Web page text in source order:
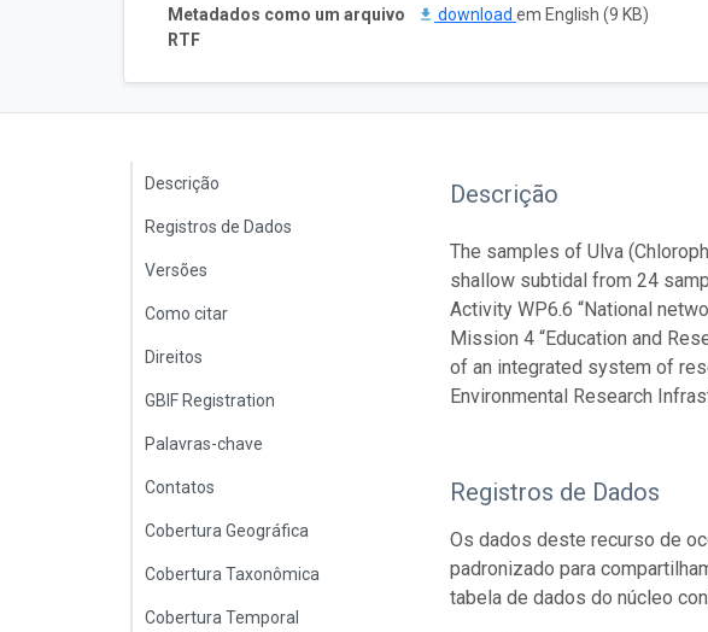
Metadados como um arquivo
RTF
download em English (9 KB)
Descrição
Registros de Dados
Versões
Como citar
Direitos
GBIF Registration
Palavras-chave
Contatos
Cobertura Geográfica
Cobertura Taxonômica
Cobertura Temporal
Descrição
The samples of Ulva
shallow subtidal from 24
Activity WP6.6 “National
Mission 4 “Education and
of an integrated system of
Environmental Research
Registros de Dados
Os dados deste recurso de
padronizado para
tabela de dados do núcleo